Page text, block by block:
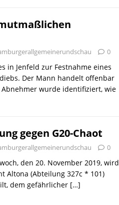
0
in Jenfeld zur Festnahme eines
Der Mann handelt offenbar
wurde identifiziert, wie
gegen G20-Chaot
0
den 20. November 2019, wird
Altona (Abteilung 327c * 101)
dem gefährlicher […]